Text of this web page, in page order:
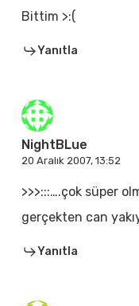
Bittim >:(
Yanıtla
NightBLue
20 Aralık 2007, 13:52
>>>:::….çok süper
gerçekten can
Yanıtla